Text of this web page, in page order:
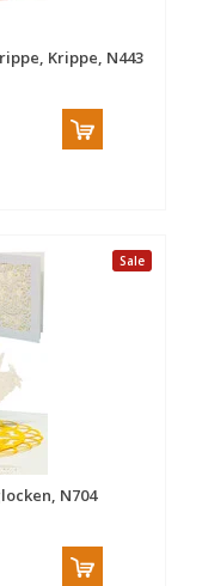
Krippe, N443
Sale
N704